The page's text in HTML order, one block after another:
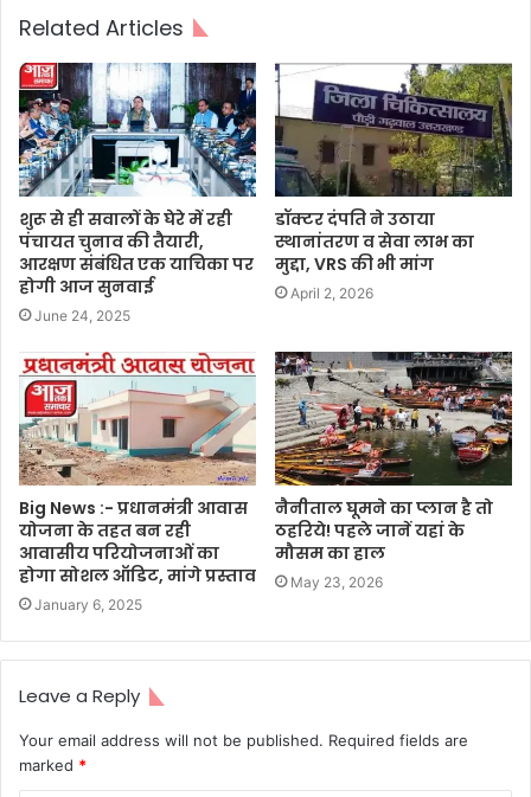
Related Articles
शुरू से ही सवालों के घेरे में रही
पंचायत चुनाव की तैयारी,
आरक्षण संबंधित एक याचिका पर
होगी आज सुनवाई
June 24, 2025
डॉक्टर दंपति ने उठाया
स्थानांतरण व सेवा लाभ का
मुद्दा, VRS की भी मांग
April 2, 2026
Big News :- प्रधानमंत्री आवास
योजना के तहत बन रही
आवासीय परियोजनाओं का
होगा सोशल ऑडिट, मांगे प्रस्ताव
January 6, 2025
नैनीताल घूमने का प्लान है तो
ठहरिये! पहले जानें यहां के
मौसम का हाल
May 23, 2026
Leave a Reply
Your email address will not be published. Required fields are
marked *